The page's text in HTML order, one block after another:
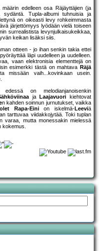
edelleen osa Räjäyttäjien (ja
sydäntä. Tupla-albumi tuhnuisia ja
on oikeasti levy rohkeimmasta
järjettömyys lyödään vielä toiseen
surrealistista levynjulkaisukeikkaa,
keikan lisäksi siis.
otteen - jo ihan senkin takia ettei
läpi uudelleen ja uudelleen.
vaan elektronisia elementtejä on
esimerkki tästä on mahtava Räjä
missään vaih...kovinkaan usein.
edessä on melodianjanoisenkin
ja Laajavuori kiehtovat
n kahden soinnun jurnutukset, vaikka
Rapa-Einion iskelmä-Leeviä
tarttuvaa viidakkojytää. Toki tuplan
varaa, mutta monessakin mielessä
kokemus.